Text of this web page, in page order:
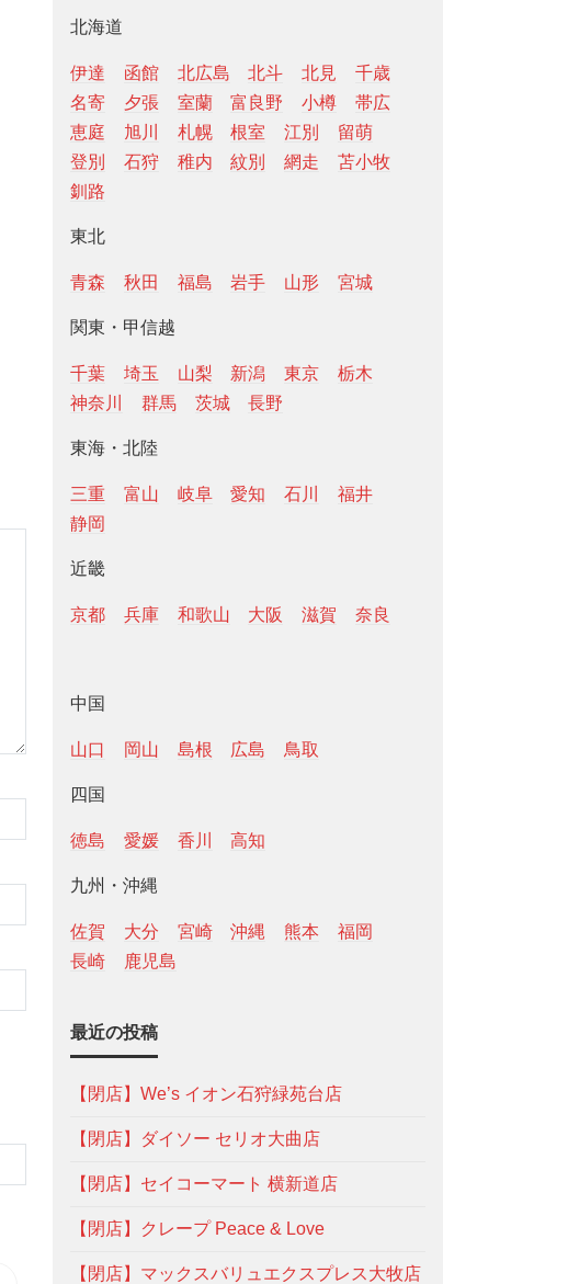
北海道
伊達 函館 北広島 北斗 北見
千歳
名寄
夕張 室蘭 富良野 小樽
帯広
恵庭
旭川 札幌 根室 江別
留萌
登別
石狩 稚内 紋別 網走
苫小牧
釧路
東北
青森 秋田 福島 岩手 山形 宮城
関東・甲信越
千葉 埼玉 山梨 新潟 東京
栃木
神奈川
群馬 茨城 長野
東海・北陸
三重 富山 岐阜 愛知 石川
福井
静岡
近畿
京都 兵庫 和歌山 大阪 滋賀 奈良
中国
山口 岡山 島根 広島 鳥取
四国
徳島 愛媛 香川 高知
九州・沖縄
佐賀 大分 宮崎 沖縄 熊本
福岡
長崎
鹿児島
最近の投稿
【閉店】We’s イオン石狩緑苑台店
【閉店】ダイソー セリオ大曲店
【閉店】セイコーマート 横新道店
【閉店】クレープ Peace & Love
【閉店】マックスバリュエクスプレス大牧店